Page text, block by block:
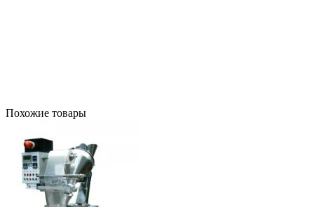
Похожие товары